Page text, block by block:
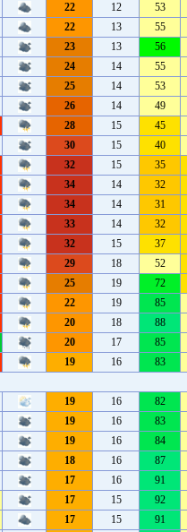
22 12 53
22 13 55
23 13 56
24 14 55
25 14 53
26 14 49
28 15 45
30 15 40
32 15 35
34 14 32
34 14 31
33 14 32
32 15 37
29 18 52
25 19 72
22 19 85
20 18 88
20 17 85
19 16 83
19 16 82
19 16 83
19 16 84
18 16 87
17 16 91
17 15 92
17 15 91